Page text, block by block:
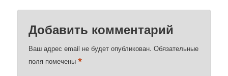
Добавить комментарий
Ваш адрес email не будет опубликован. Обязательные
поля помечены*